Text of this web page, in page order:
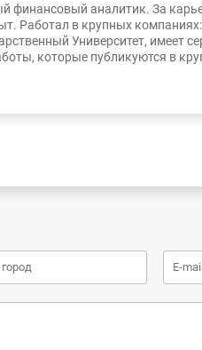
финансовый аналитик. За
Работал в крупных
Университет, имеет
которые публикуются в